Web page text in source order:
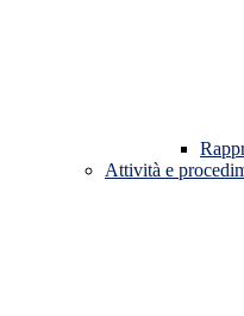
Attività e